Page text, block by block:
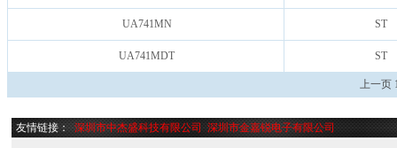
UA741MN ST
UA741MDT ST
上一页
友情链接： 深圳市中杰盛科技有限公司 深圳市金嘉锐电子有限公司